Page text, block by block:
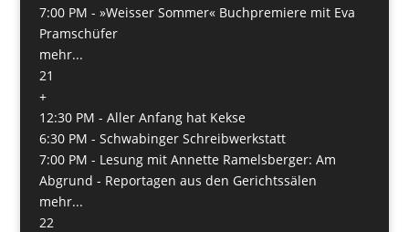
7:00 PM - »Weisser Sommer« Buchpremiere mit Eva
Pramschüfer
mehr...
21
+
12:30 PM - Aller Anfang hat Kekse
6:30 PM - Schwabinger Schreibwerkstatt
7:00 PM - Lesung mit Annette Ramelsberger: Am
Abgrund - Reportagen aus den Gerichtssälen
mehr...
22